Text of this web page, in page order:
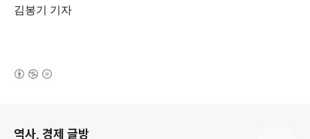
김봉기 기자
역사, 경제 글방